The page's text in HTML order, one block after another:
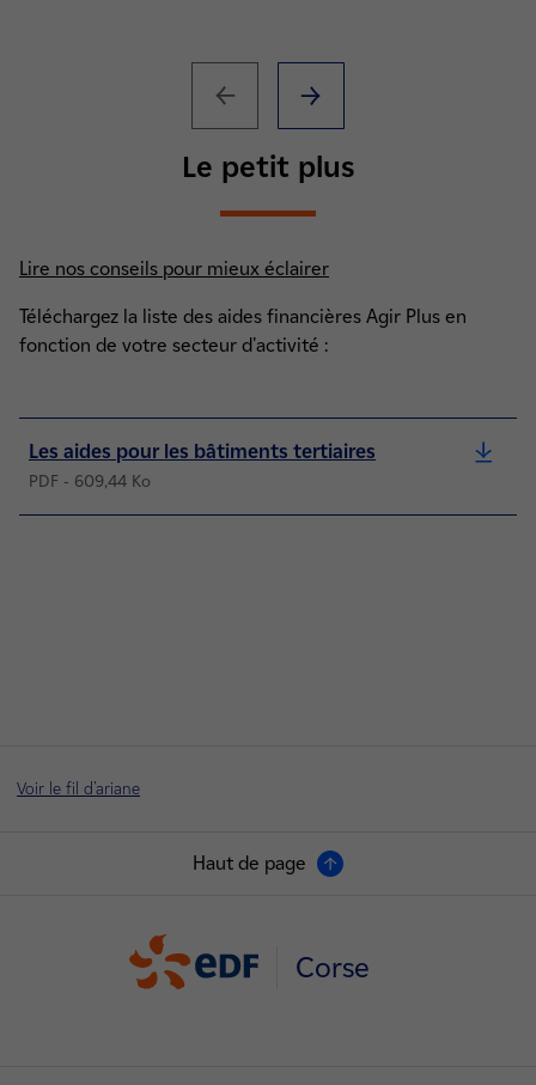
Le petit plus
Lire nos conseils pour mieux éclairer
Téléchargez la liste des aides financières Agir Plus en
fonction de votre secteur d'activité :
Les aides pour les bâtiments tertiaires
PDF - 609,44 Ko
Voir le fil d'ariane
Haut de page
Corse